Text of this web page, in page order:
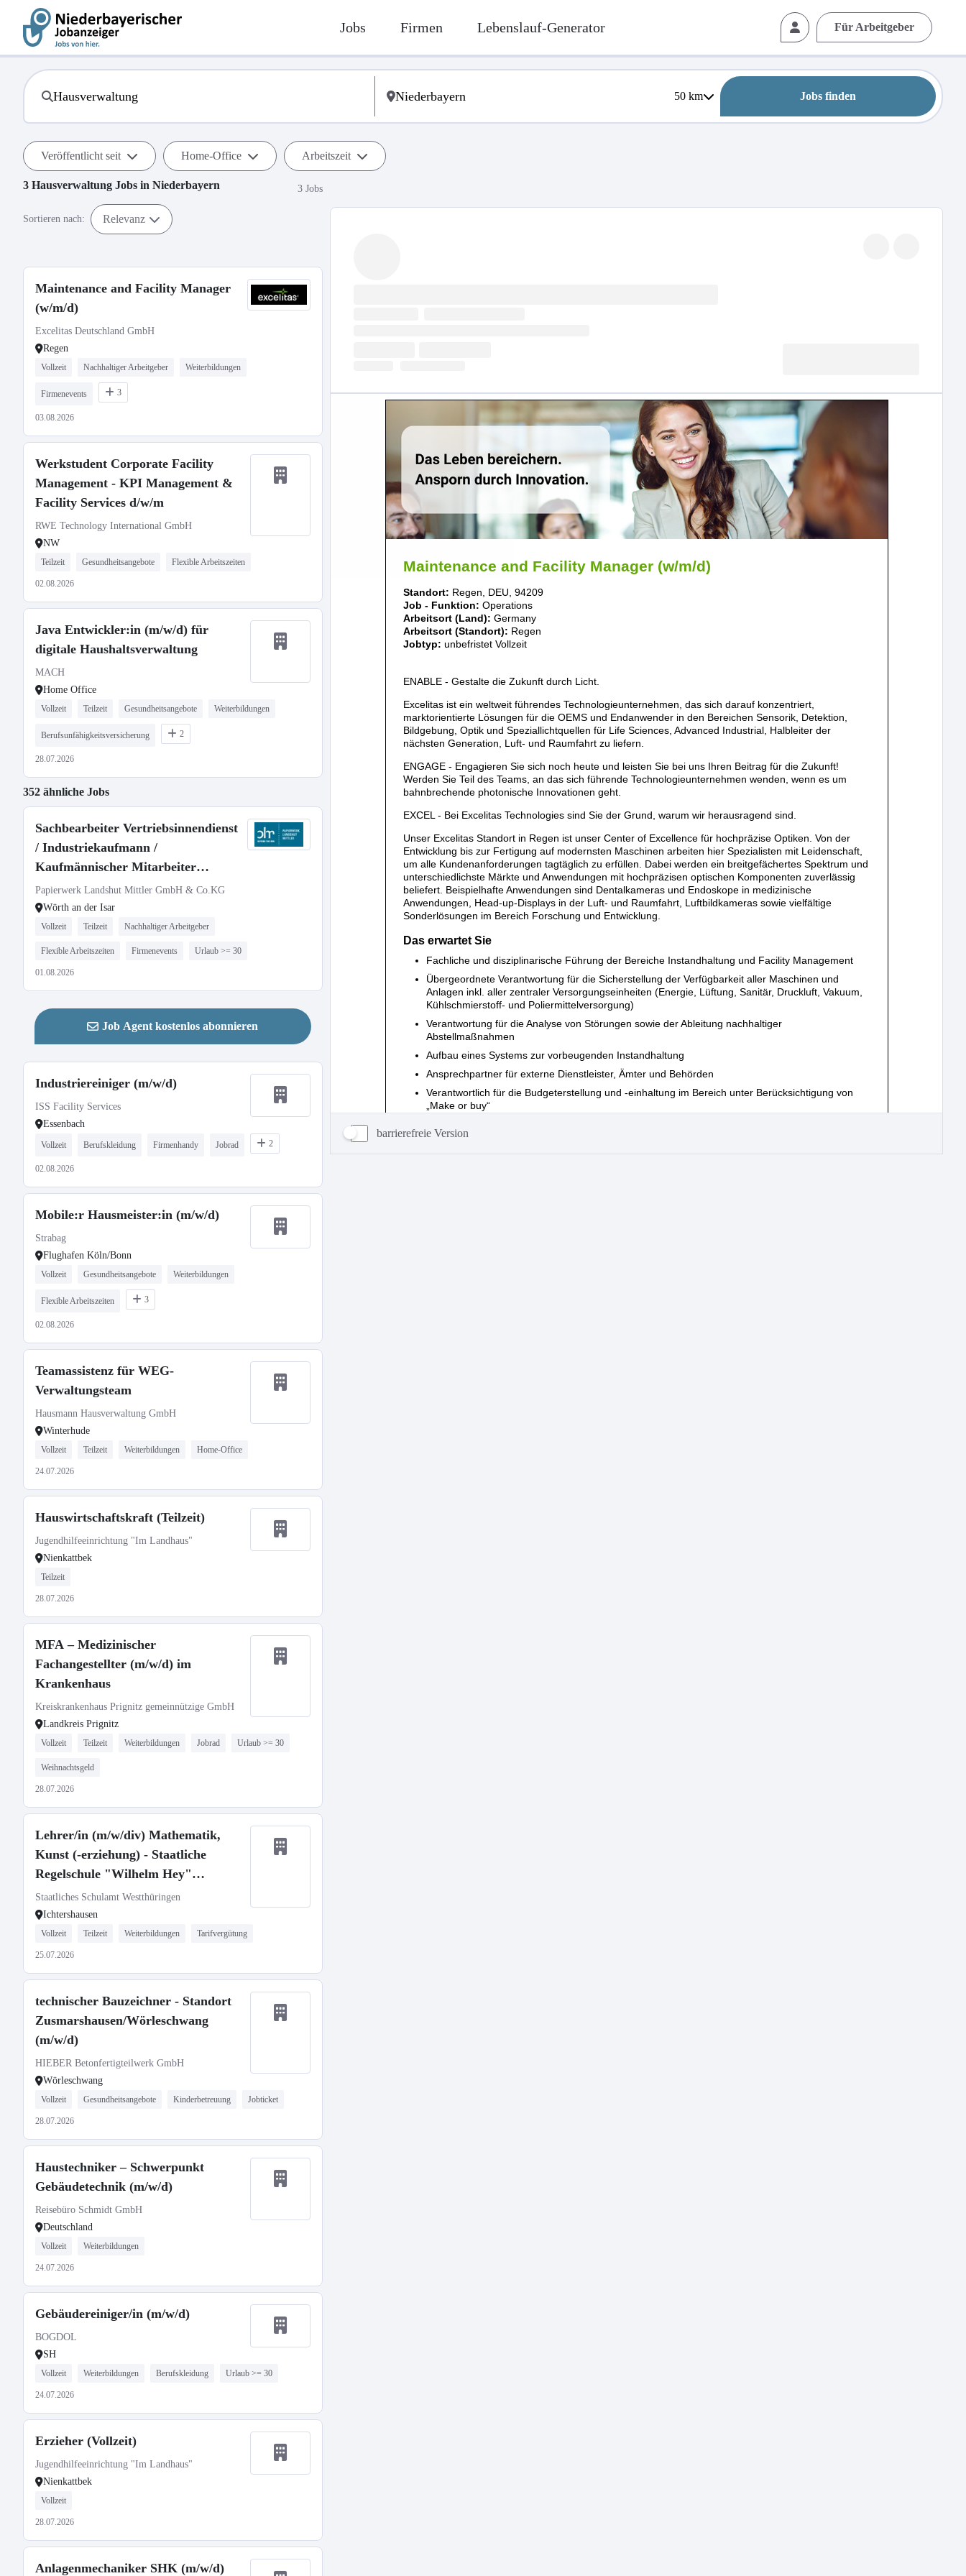
Jobs Firmen Lebenslauf-Generator Für Arbeitgeber
50km Jobs finden
Veröffentlicht seit Home-Office Arbeitszeit
3 Hausverwaltung Jobs in Niederbayern 3 Jobs
Sortieren nach: Relevanz
Maintenance and Facility Manager
(w/m/d)
Excelitas Deutschland GmbH
Regen
Vollzeit Nachhaltiger Arbeitgeber Weiterbildungen
Firmenevents 3
03.08.2026
Werkstudent Corporate Facility
Management - KPI Management &
Facility Services d/w/m
RWE Technology International GmbH
NW
Teilzeit Gesundheitsangebote Flexible Arbeitszeiten
02.08.2026
Java Entwickler:in (m/w/d) für
digitale Haushaltsverwaltung
MACH
Home Office
Vollzeit Teilzeit Gesundheitsangebote Weiterbildungen
Berufsunfähigkeitsversicherung 2
28.07.2026
352 ähnliche Jobs
Sachbearbeiter Vertriebsinnendienst
/ Industriekaufmann /
Kaufmännischer Mitarbeiter
(m/w/d)
Papierwerk Landshut Mittler GmbH & Co.KG
Wörth an der Isar
Vollzeit Teilzeit Nachhaltiger Arbeitgeber
Flexible Arbeitszeiten Firmenevents Urlaub >= 30
01.08.2026
Job Agent kostenlos abonnieren
Industriereiniger (m/w/d)
ISS Facility Services
Essenbach
Vollzeit Berufskleidung Firmenhandy Jobrad 2
02.08.2026
Mobile:r Hausmeister:in (m/w/d)
Strabag
Flughafen Köln/Bonn
Vollzeit Gesundheitsangebote Weiterbildungen
Flexible Arbeitszeiten 3
02.08.2026
Teamassistenz für WEG-
Verwaltungsteam
Hausmann Hausverwaltung GmbH
Winterhude
Vollzeit Teilzeit Weiterbildungen Home-Office
24.07.2026
Hauswirtschaftskraft (Teilzeit)
Jugendhilfeeinrichtung "Im Landhaus"
Nienkattbek
Teilzeit
28.07.2026
MFA – Medizinischer
Fachangestellter (m/w/d) im
Krankenhaus
Kreiskrankenhaus Prignitz gemeinnützige GmbH
Landkreis Prignitz
Vollzeit Teilzeit Weiterbildungen Jobrad Urlaub >= 30
Weihnachtsgeld
28.07.2026
Lehrer/in (m/w/div) Mathematik,
Kunst (-erziehung) - Staatliche
Regelschule "Wilhelm Hey"
Ichtershausen
Staatliches Schulamt Westthüringen
Ichtershausen
Vollzeit Teilzeit Weiterbildungen Tarifvergütung
25.07.2026
technischer Bauzeichner - Standort
Zusmarshausen/Wörleschwang
(m/w/d)
HIEBER Betonfertigteilwerk GmbH
Wörleschwang
Vollzeit Gesundheitsangebote Kinderbetreuung Jobticket
28.07.2026
Haustechniker – Schwerpunkt
Gebäudetechnik (m/w/d)
Reisebüro Schmidt GmbH
Deutschland
Vollzeit Weiterbildungen
24.07.2026
Gebäudereiniger/in (m/w/d)
BOGDOL
SH
Vollzeit Weiterbildungen Berufskleidung Urlaub >= 30
24.07.2026
Erzieher (Vollzeit)
Jugendhilfeeinrichtung "Im Landhaus"
Nienkattbek
Vollzeit
28.07.2026
Anlagenmechaniker SHK (m/w/d)
barrierefreie Version